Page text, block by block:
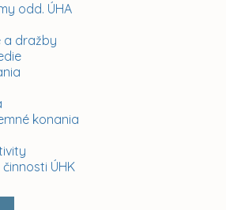
odd. ÚHA
a dražby
konania
ÚHK